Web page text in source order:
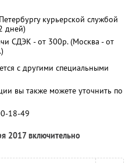
курьерской службой
дней)
СДЭК - от 300р. (Москва - от
с другими специальными
вы также можете уточнить по
18-49
2017 включительно